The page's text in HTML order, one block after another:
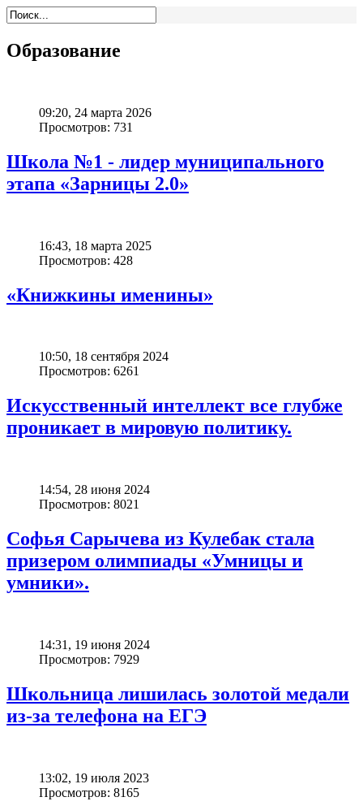
Образование
09:20, 24 марта 2026
Просмотров: 731
Школа №1 - лидер муниципального
этапа «Зарницы 2.0»
16:43, 18 марта 2025
Просмотров: 428
«Книжкины именины»
10:50, 18 сентября 2024
Просмотров: 6261
Искусственный интеллект все глубже
проникает в мировую политику.
14:54, 28 июня 2024
Просмотров: 8021
Софья Сарычева из Кулебак стала
призером олимпиады «Умницы и
умники».
14:31, 19 июня 2024
Просмотров: 7929
Школьница лишилась золотой медали
из-за телефона на ЕГЭ
13:02, 19 июля 2023
Просмотров: 8165